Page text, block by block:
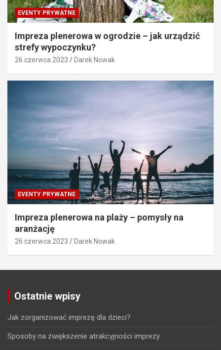
EVENTY PRYWATNE
Impreza plenerowa w ogrodzie – jak urządzić
strefy wypoczynku?
26 czerwca 2023 Darek Nowak
EVENTY PRYWATNE
Impreza plenerowa na plaży – pomysły na
aranżację
26 czerwca 2023 Darek Nowak
Ostatnie wpisy
Jak zorganizować imprezę dla dzieci?
Sposoby na zwiększenie atrakcyjności imprezy